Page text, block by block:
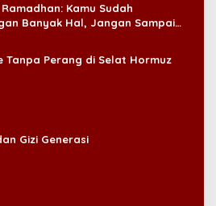
Kamu Sudah
Banyak Hal, Jangan Sampai
Tanpa Perang di Selat Hormuz
Gizi Generasi